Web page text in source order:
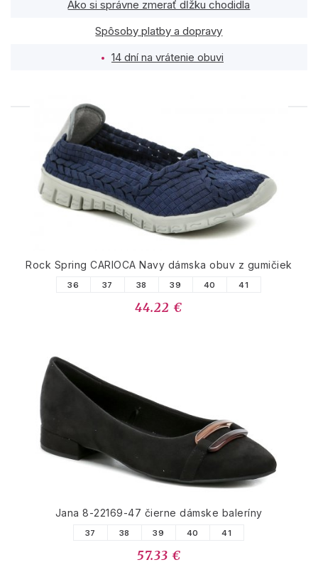
Ako si správne zmerať dĺžku chodidla
Spôsoby platby a dopravy
14 dní na vrátenie obuvi
PODOBNÉ PRODUKTY
Rock Spring CARIOCA Navy dámska obuv z gumičiek
36 37 38 39 40 41
44.22 €
Jana 8-22169-47 čierne dámske baleríny
37 38 39 40 41
57.33 €